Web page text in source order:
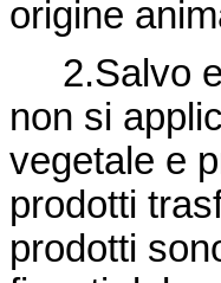
origine
2.Salvo
non si
vegetale e
prodotti
prodotti